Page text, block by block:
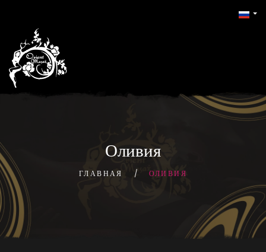
Оливия
ГЛАВНАЯ ОЛИВИЯ